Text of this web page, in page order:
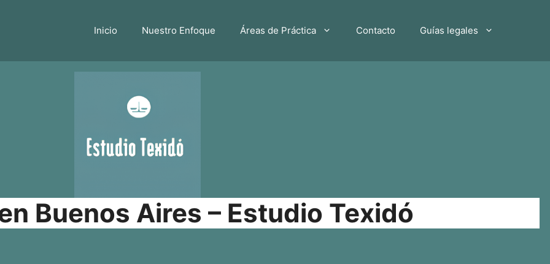
Inicio Nuestro Enfoque Áreas de Práctica Contacto Guías legales
Buenos Aires – Estudio Texidó